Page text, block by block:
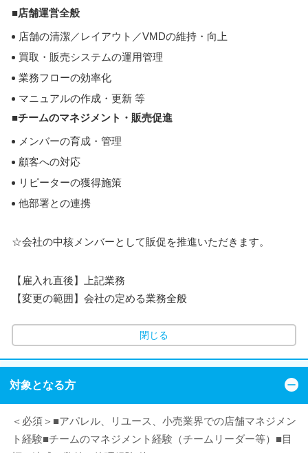
■店舗運営全般
店舗の清潔／レイアウト／VMDの維持・向上
買取・販売システムの運用管理
業務フローの効率化
マニュアルの作成・更新 等
■チームのマネジメント・販売促進
メンバーの育成・管理
顧客への対応
リピーターの獲得施策
他部署との連携
☆会社の中核メンバーとして販促を推進いただきます。
【雇入れ直後】上記業務
【変更の範囲】会社の定める業務全般
閉じる
対象となる方
＜必須＞■アパレル、リユース、小売業界での店舗マネジメン
ト経験■チームのマネジメント経験（チームリーダー等）■目